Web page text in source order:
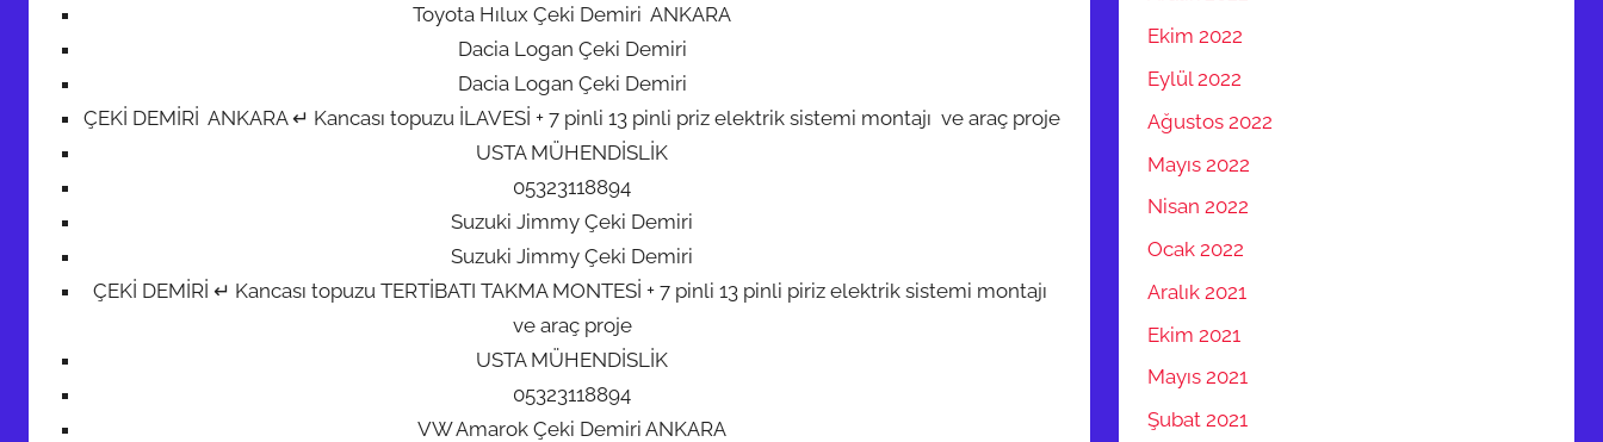
Toyota Hılux Çeki Demiri ANKARA
Dacia Logan Çeki Demiri
Dacia Logan Çeki Demiri
ÇEKİ DEMİRİ ANKARA ↵ Kancası topuzu İLAVESİ + 7 pinli 13 pinli priz elektrik sistemi montajı ve araç proje
USTA MÜHENDİSLİK
05323118894
Suzuki Jimmy Çeki Demiri
Suzuki Jimmy Çeki Demiri
ÇEKİ DEMİRİ ↵ Kancası topuzu TERTİBATI TAKMA MONTESİ + 7 pinli 13 pinli piriz elektrik sistemi montajı
ve araç proje
USTA MÜHENDİSLİK
05323118894
VW Amarok Çeki Demiri ANKARA
Ekim 2022
Eylül 2022
Ağustos 2022
Mayıs 2022
Nisan 2022
Ocak 2022
Aralık 2021
Ekim 2021
Mayıs 2021
Şubat 2021